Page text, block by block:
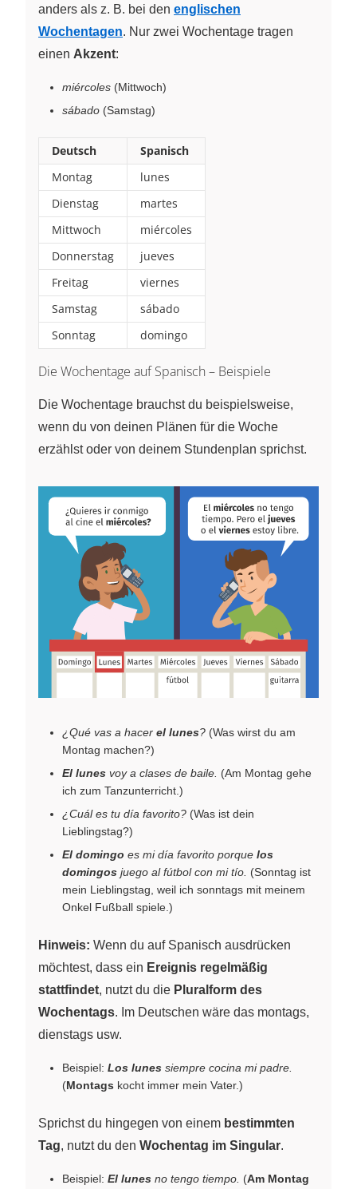
anders als z. B. bei den englischen
Wochentagen. Nur zwei Wochentage tragen
einen Akzent:
miércoles (Mittwoch)
sábado (Samstag)
Deutsch
Spanisch
Montag
lunes
Dienstag
martes
Mittwoch
miércoles
Donnerstag
jueves
Freitag
viernes
Samstag
sábado
Sonntag
domingo
Die Wochentage auf Spanisch – Beispiele
Die Wochentage brauchst du beispielsweise,
wenn du von deinen Plänen für die Woche
erzählst oder von deinem Stundenplan sprichst.
¿Qué vas a hacer el lunes? (Was wirst du am
Montag machen?)
El lunes voy a clases de baile. (Am Montag gehe
ich zum Tanzunterricht.)
¿Cuál es tu día favorito? (Was ist dein
Lieblingstag?)
El domingo es mi día favorito porque los
domingos juego al fútbol con mi tío. (Sonntag ist
mein Lieblingstag, weil ich sonntags mit meinem
Onkel Fußball spiele.)
Hinweis: Wenn du auf Spanisch ausdrücken
möchtest, dass ein Ereignis regelmäßig
stattfindet, nutzt du die Pluralform des
Wochentags. Im Deutschen wäre das montags,
dienstags usw.
Beispiel: Los lunes siempre cocina mi padre.
(Montags kocht immer mein Vater.)
Sprichst du hingegen von einem bestimmten
Tag, nutzt du den Wochentag im Singular.
Beispiel: El lunes no tengo tiempo. (Am Montag